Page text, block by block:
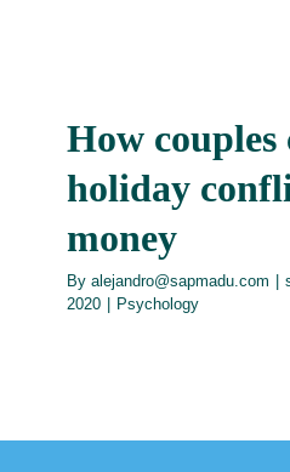
How couples
holiday
money
By alejandro@sapmadu.com
2020
Psychology